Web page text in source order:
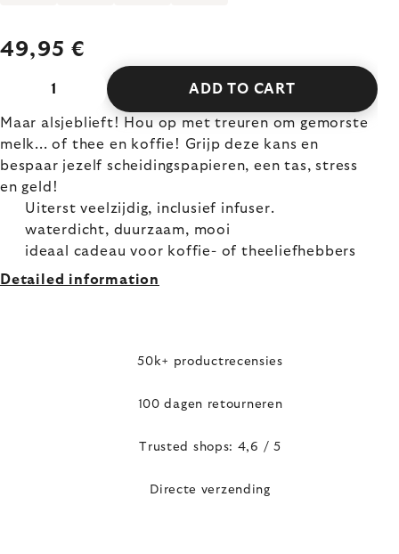
49,95 €
ADD TO CART
Maar alsjeblieft! Hou op met treuren om gemorste
melk... of thee en koffie! Grijp deze kans en
bespaar jezelf scheidingspapieren, een tas, stress
en geld!
Uiterst veelzijdig, inclusief infuser.
waterdicht, duurzaam, mooi
ideaal cadeau voor koffie- of theeliefhebbers
Detailed information
50k+ productrecensies
100 dagen retourneren
Trusted shops: 4,6 / 5
Directe verzending